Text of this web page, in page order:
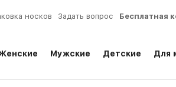
носков Задать вопрос Бесплатная
Мужские Детские Для